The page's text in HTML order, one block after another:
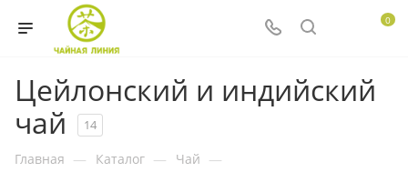
0
Цейлонский и индийский
чай
14
Главная — Каталог — Чай —